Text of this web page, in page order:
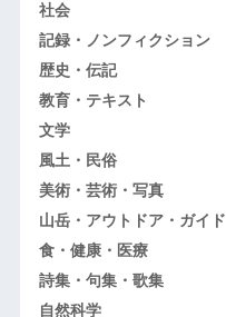
社会
記録・ノンフィクション
歴史・伝記
教育・テキスト
文学
風土・民俗
美術・芸術・写真
山岳・アウトドア・ガイド
食・健康・医療
詩集・句集・歌集
自然科学